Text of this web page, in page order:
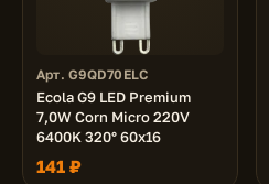
Арт. G9QD70ELC
Ecola G9 LED Premium
7,0W Corn Micro 220V
6400K 320° 60x16
141 ₽